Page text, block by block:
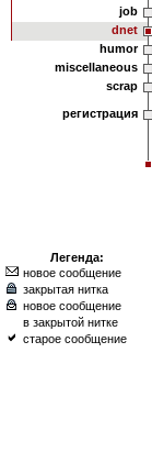
job
dnet
humor
miscellaneous
scrap
регистрация
Легенда:
новое сообщение
закрытая нитка
новое сообщение
в закрытой нитке
старое сообщение